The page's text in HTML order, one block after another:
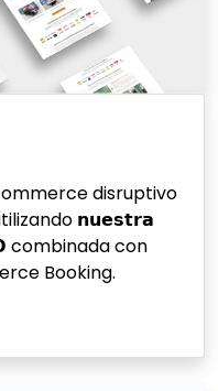
disruptivo
𝗻𝘂𝗲𝘀𝘁𝗿𝗮
combinada con
Booking.